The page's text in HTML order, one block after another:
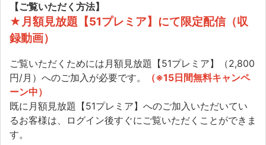
【ご覧いただく方法】
★月額見放題【51プレミア】にて限定配信（収
録動画）
ご覧いただくためには月額見放題【51プレミア】（2,800
円/月）へのご加入が必要です。
（※15日間無料キャンペ
ーン中）
既に月額見放題【51プレミア】へのご加入いただいてい
るお客様は、ログイン後すぐにご覧いただくことができま
す。